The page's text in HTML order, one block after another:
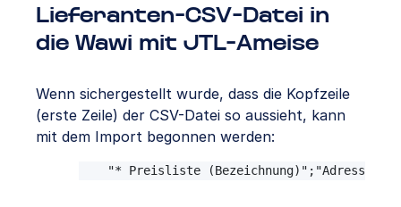
Lieferanten-CSV-Datei in
die Wawi mit JTL-Ameise
Wenn sichergestellt wurde, dass die Kopfzeile
(erste Zeile) der CSV-Datei so aussieht, kann
mit dem Import begonnen werden:
"* Preisliste